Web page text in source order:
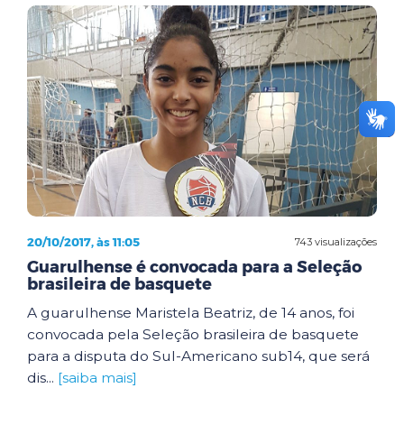
743 visualizações
20/10/2017, às 11:05
Guarulhense é convocada para a Seleção
brasileira de basquete
A guarulhense Maristela Beatriz, de 14 anos, foi
convocada pela Seleção brasileira de basquete
para a disputa do Sul-Americano sub14, que será
dis... [saiba mais]